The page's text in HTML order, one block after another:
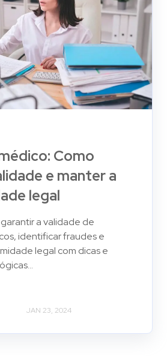
Como
e manter a
legal
a validade de
identificar fraudes e
legal com dicas e
JAN 23, 2024